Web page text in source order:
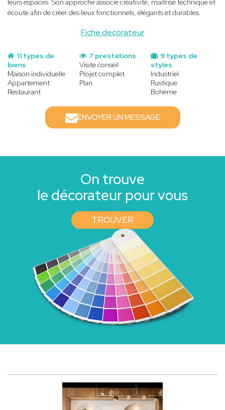
Fiche decorateur
écoute afin de créer des lieux fonctionnels, élégants et durables.
11 types de
biens
Maison individuelle
Appartement
Restaurant
9 types de
styles
Industriel
Rustique
Bohème
7 prestations
Visite conseil
Projet complet
Plan
ENVOYER UN MESSAGE
On trouve
le décorateur pour vous
TROUVER